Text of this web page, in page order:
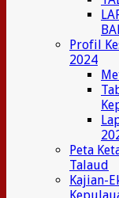
Profil
2024
Peta
Talaud
Kajian-